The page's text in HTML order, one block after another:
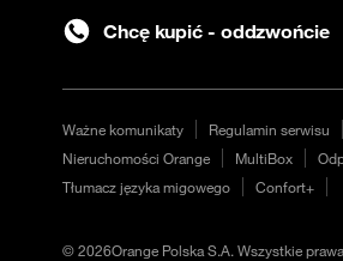
Chcę kupić - oddzwońcie
Ważne komunikaty Regulamin serwisu
Nieruchomości Orange
MultiBox
Tłumacz języka migowego
Confort+
©2026Orange Polska S.A. Wszystkie